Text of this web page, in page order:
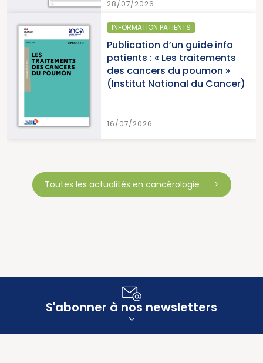
PATIENTS
d’un guide info
: « Les traitements
du poumon »
National du Cancer)
2026
Toutes les actualités en cancérologie
S'abonner à nos newsletters